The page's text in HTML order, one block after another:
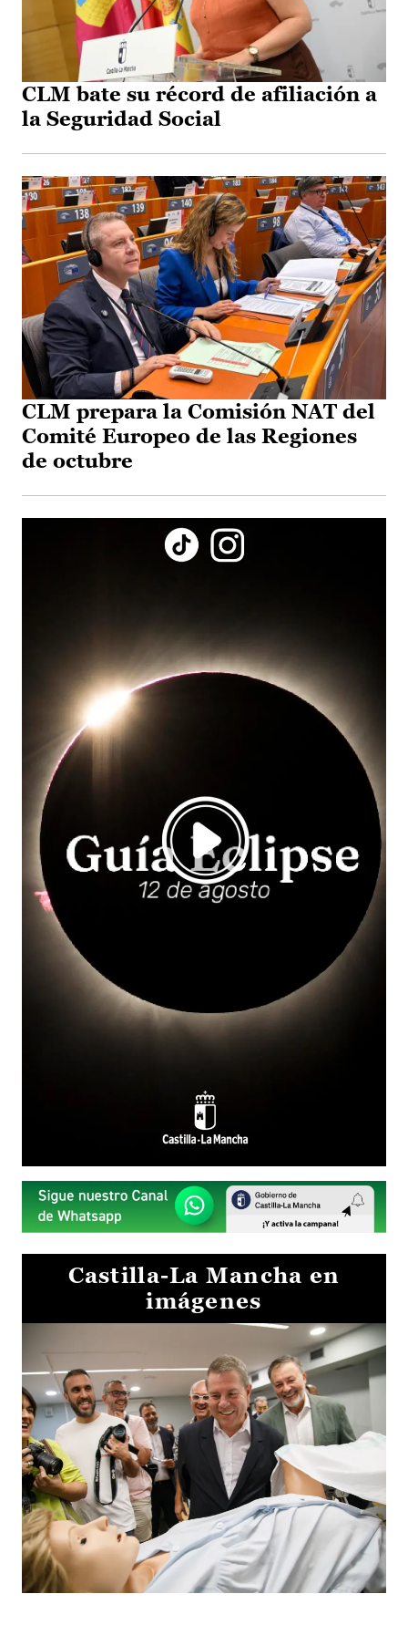
CLM bate su récord de afiliación a
la Seguridad Social
CLM prepara la Comisión NAT del
Comité Europeo de las Regiones
de octubre
Castilla-La Mancha en
imágenes